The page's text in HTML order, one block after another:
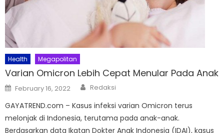
Health Megapolitan
Varian Omicron Lebih Cepat Menular Pada Anak
Posted
on
February 16, 2022 Author
Redaksi
GAYATREND.com – Kasus infeksi varian Omicron terus
melonjak di Indonesia, terutama pada anak-anak.
Berdasarkan data Ikatan Dokter Anak Indonesia (IDAI), kasus